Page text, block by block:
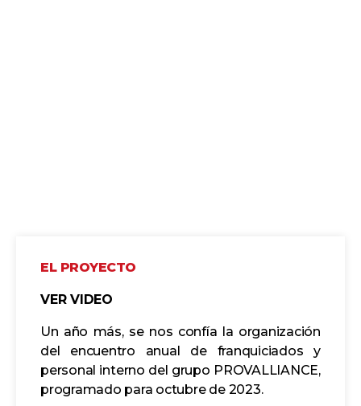
EL PROYECTO
VER VIDEO
Un año más, se nos confía la organización
del encuentro anual de franquiciados y
personal interno del grupo PROVALLIANCE,
programado para octubre de 2023.